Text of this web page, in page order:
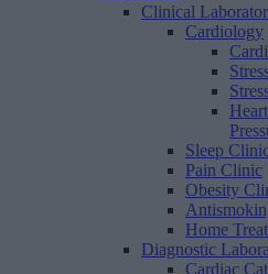
Clinical
Cardiology
Sleep
Pain Clinic
Obesity
Home
Diagnostic
Cardiac